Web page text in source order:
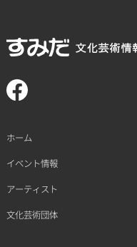
ホーム
イベント情報
アーティスト
文化芸術団体